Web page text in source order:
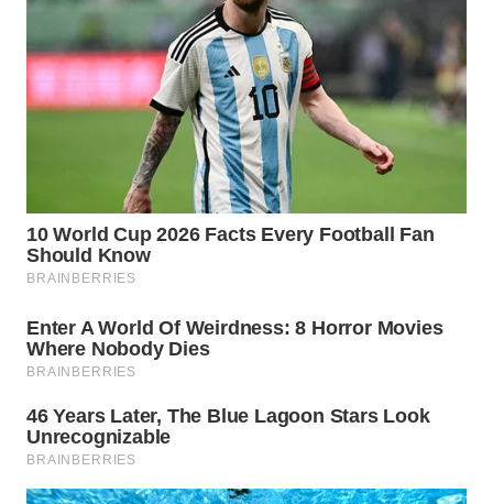
WN
SEMARANG
WN
BOROBUDUR
WN
WN
SURABAYA
WN
NATUNA